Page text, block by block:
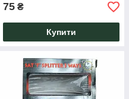
75 ₴
Купити